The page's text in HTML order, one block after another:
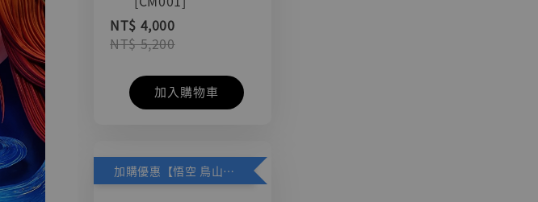
NT$ 4,000
NT$ 5,200
加入購物車
加購優惠【悟空 鳥山明紀念款 [奇蹟工作室]】